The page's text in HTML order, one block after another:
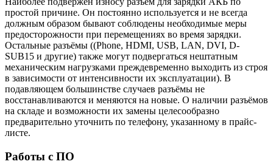
простой причине. Он постоянно используется и не всегда
должным образом бывают соблюдены необходимые меры
предосторожности при перемещениях во время зарядки.
Остальные разъёмы ((Phone, HDMI, USB, LAN, DVI, D-
SUB15 и другие) также могут подвергаться нештатным
механическим нагрузками преждевременно выходить из строя
в зависимости от интенсивности их эксплуатации). В
подавляющем большинстве случаев разъёмы не
восстанавливаются и меняются на новые. О наличии разъёмов
на складе и возможности их замены целесообразно
предварительно уточнить по телефону, указанному в прайс-
листе.
Работы с ПО